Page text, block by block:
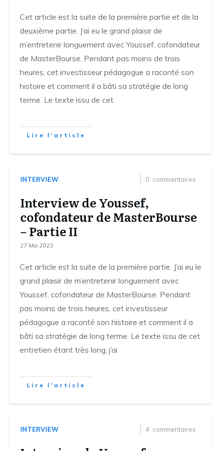
Cet article est la suite de la première partie et de la
deuxième partie. J’ai eu le grand plaisir de
m’entretenir longuement avec Youssef, cofondateur
de MasterBourse. Pendant pas moins de trois
heures, cet investisseur pédagogue a raconté son
histoire et comment il a bâti sa stratégie de long
terme. Le texte issu de cet
Lire l'article
INTERVIEW 0 commentaires
Interview de Youssef,
cofondateur de MasterBourse
– Partie II
27 Mai 2023
Cet article est la suite de la première partie. J’ai eu le
grand plaisir de m’entretenir longuement avec
Youssef, cofondateur de MasterBourse. Pendant
pas moins de trois heures, cet investisseur
pédagogue a raconté son histoire et comment il a
bâti sa stratégie de long terme. Le texte issu de cet
entretien étant très long, j’ai
Lire l'article
INTERVIEW 4 commentaires